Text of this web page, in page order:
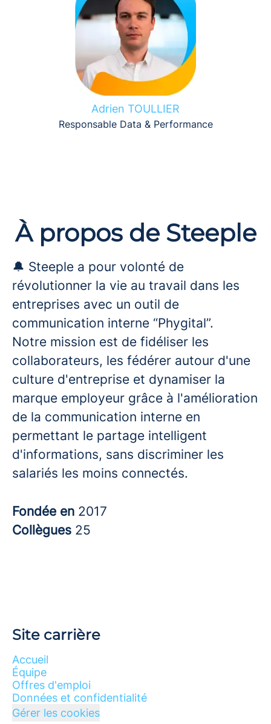
Adrien TOULLIER
Responsable Data & Performance
À propos de Steeple
🔔 Steeple a pour volonté de
révolutionner la vie au travail dans les
entreprises avec un outil de
communication interne “Phygital”.
Notre mission est de fidéliser les
collaborateurs, les fédérer autour d'une
culture d'entreprise et dynamiser la
marque employeur grâce à l'amélioration
de la communication interne en
permettant le partage intelligent
d'informations, sans discriminer les
salariés les moins connectés.
Fondée en 2017
Collègues 25
Site carrière
Accueil
Équipe
Offres d'emploi
Données et confidentialité
Gérer les cookies